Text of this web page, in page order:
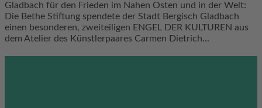
Gladbach für den Frieden im Nahen Osten und in der Welt:
Die Bethe Stiftung spendete der Stadt Bergisch Gladbach
einen besonderen, zweiteiligen ENGEL DER KULTUREN aus
dem Atelier des Künstlerpaares Carmen Dietrich...